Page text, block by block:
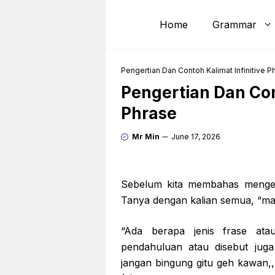
Home Grammar
Pengertian Dan Contoh Kalimat Infinitive
Pengertian Dan
Phrase
Mr Min June 17, 2026
Sebelum kita membahas
Tanya dengan kalian semua,
“Ada berapa jenis frase
pendahuluan atau disebut
jangan bingung gitu geh